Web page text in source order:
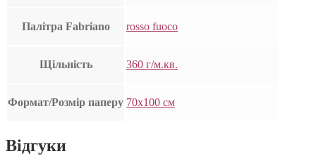
Палітра Fabriano rosso fuoco
Щільність 360 г/м.кв.
Формат/Розмір паперу 70х100 см
Відгуки